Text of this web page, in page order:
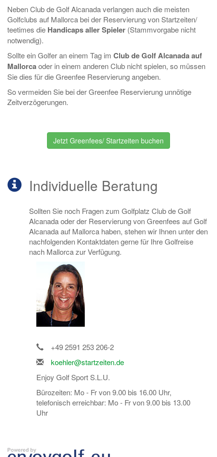
Neben Club de Golf Alcanada verlangen auch die meisten
Golfclubs auf Mallorca bei der Reservierung von Startzeiten/
teetimes die Handicaps aller Spieler (Stammvorgabe nicht
notwendig).
Sollte ein Golfer an einem Tag im Club de Golf Alcanada auf
Mallorcaoder in einem anderen Club nicht spielen, so müssen
Sie dies für die Greenfee Reservierung angeben.
So vermeiden Sie bei der Greenfee Reservierung unnötige
Zeitverzögerungen.
Jetzt Greenfees/ Startzeiten buchen
Individuelle Beratung
Sollten Sie noch Fragen zum Golfplatz Club de Golf
Alcanada oder der Reservierung von Greenfees auf Golf
Alcanada auf Mallorca haben, stehen wir Ihnen unter den
nachfolgenden Kontaktdaten gerne für Ihre Golfreise
nach Mallorca zur Verfügung.
+49 2591 253 206-2
koehler@startzeiten.de
Enjoy Golf Sport S.L.U.
Bürozeiten: Mo - Fr von 9.00 bis 16.00 Uhr,
telefonisch erreichbar: Mo - Fr von 9.00 bis 13.00
Uhr